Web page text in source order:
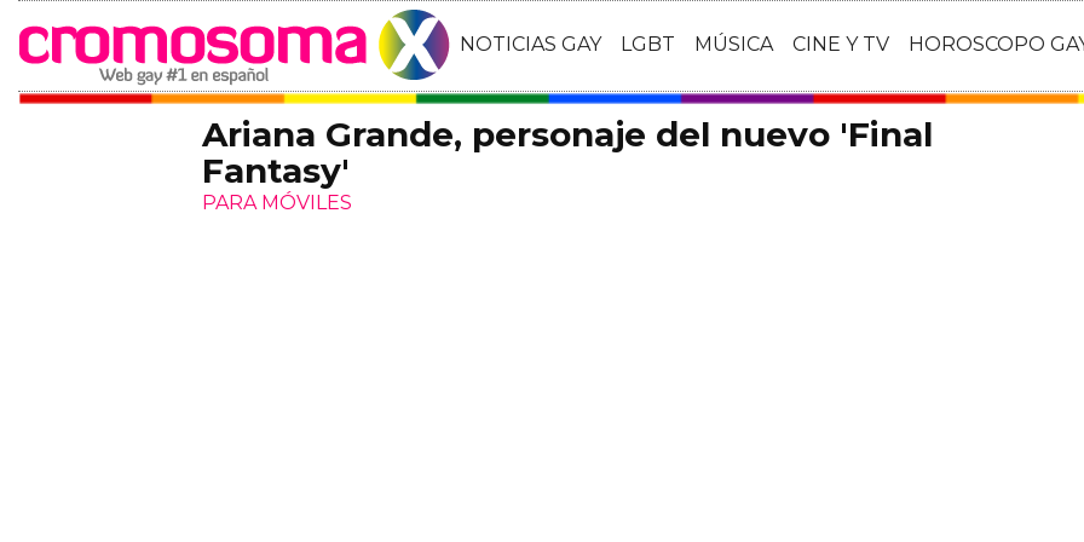
NOTICIAS GAY LGBT MÚSICA CINE Y TV HOROSCOPO
Ariana Grande, personaje del nuevo 'Final
Fantasy'
PARA MÓVILES